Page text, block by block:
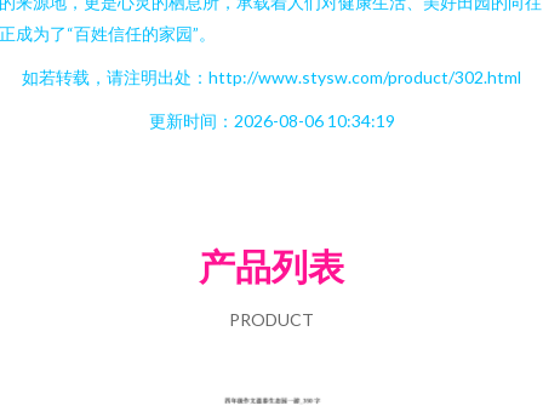
成为了“百姓信任的家园”。
如若转载，请注明出处：http://www.stysw.com/product/302.html
更新时间：2026-08-06 10:34:19
产品列表
PRODUCT